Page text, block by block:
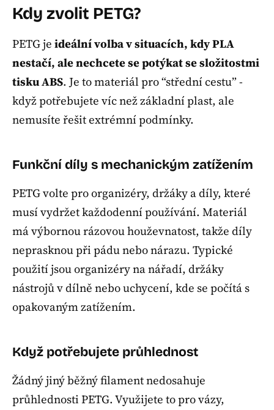
Kdy zvolit PETG?
PETG je ideální volba v situacích, kdy PLA
nestačí, ale nechcete se potýkat se složitostmi
tisku ABS. Je to materiál pro “střední cestu” -
když potřebujete víc než základní plast, ale
nemusíte řešit extrémní podmínky.
Funkční díly s mechanickým zatížením
PETG volte pro organizéry, držáky a díly, které
musí vydržet každodenní používání. Materiál
má výbornou rázovou houževnatost, takže díly
neprasknou při pádu nebo nárazu. Typické
použití jsou organizéry na nářadí, držáky
nástrojů v dílně nebo uchycení, kde se počítá s
opakovaným zatížením.
Když potřebujete průhlednost
Žádný jiný běžný filament nedosahuje
průhlednosti PETG. Využijete to pro vázy,